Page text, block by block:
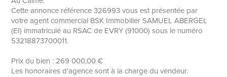
Cette annonce référence 326993 vous est présentée par
votre agent commercial BSK Immobilier SAMUEL ABERGEL
(EI) immatriculé au RSAC de EVRY (91000) sous le numéro
53218873700011.
Prix du bien : 269 000,00 €
Les honoraires d'agence sont à la charge du vendeur.